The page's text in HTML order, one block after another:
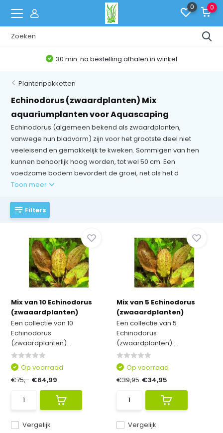
0 0
30 min. na bestelling afhalen in winkel
Plantenpakketten
Echinodorus (zwaardplanten) Mix
aquariumplanten voor Aquascaping
Echinodorus (algemeen bekend als zwaardplanten,
vanwege hun bladvorm) zijn voor het grootste deel niet
veeleisend en gemakkelijk te kweken. Sommigen van hen
kunnen behoorlijk hoog worden, tot wel 50 cm. Een
voedzame bodem bevordert de groei, net als het d
Toon meer
Filters
Mix van 10 Echinodorus
(zwaaardplanten)
Een collectie van 10
Echinodorus
(zwaardplanten)...
Vergelijk
Op voorraad
€75,- €64,99
Mix van 5 Echinodorus
(zwaaardplanten)
Een collectie van 5
Echinodorus
(zwaardplanten)....
Vergelijk
Op voorraad
€39,95 €34,95